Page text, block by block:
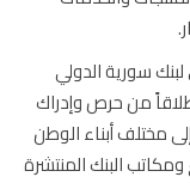
الدولي
من حرص وإدراك
أبناء الوطن
البنك المنتشرة